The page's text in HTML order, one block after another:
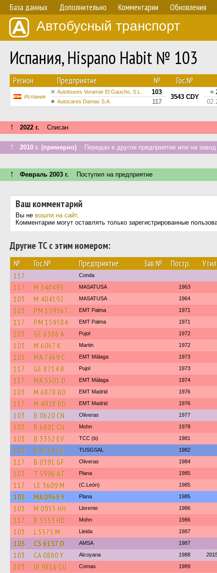
База данных Дополнительно Комментарии Обновления
Автобусный транспорт
Испания, Hispano Habit № 103
Регион Предприятие № Гос.№
Испания
Autobuses Voramar El Gaucho, S.L. 103
3543 CDY
≈
Autocares Damas S.A. 117
↑ 2022 г. Списан
↑ 2010 г. (примерно) Передан в другое предприятие или на завод
↑ Февраль 2003 г. Поступил на предприятие
Ваш комментарий
Вы не вошли на сайт.
Комментарии могут оставлять только зарегистрированные
Другие ТС с этим номером:
№ Гос.№ Предприятие Зав.№ Постр.
117 Conda
117 M 340493 MASATUSA 1963
103 M 404192 MASATUSA 1964
103 PM 159567 EMT Palma 1971
117 PM 159584 EMT Palma 1971
103 GE 6586 A Pujol 1972
103 M 6067 K Martin 1972
103 MA 7469 C EMT Málaga 1973
117 GE 8714 B Pujol 1973
117 MA 5501 D EMT Málaga 1974
103 M 6878 BD EMT Madrid 1976
117 M 4928 BD EMT Madrid 1976
103 B 0620 CN Oliveras 1977
103 B 6801 CU Mohn 1978
103 B 3352 EV TCC (b) 1981
103 B 9714 FG TUSGSAL 1982
117 B 0391 GF Oliveras 1984
103 T 5996 AT Plana 1985
117 LE 3609 M (C.León) 1985
103 MA 0965 Y Plana 1985
103 M 0955 HH Llorente 1986
117 B 5553 HD Mohn 1986
103 L 5575 M Lleida 1987
103 CS 6137 O AMSA 1987
103 CA 0880 Y Alcoyana 1988
103 IB 9816 CU Comas 1989